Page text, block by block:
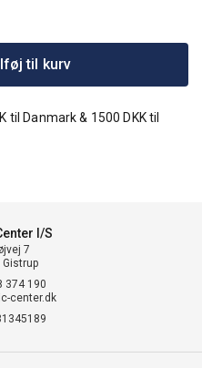
til kurv
til Danmark & 1500 DKK til
I/S
7
Gistrup
374 190
center.dk